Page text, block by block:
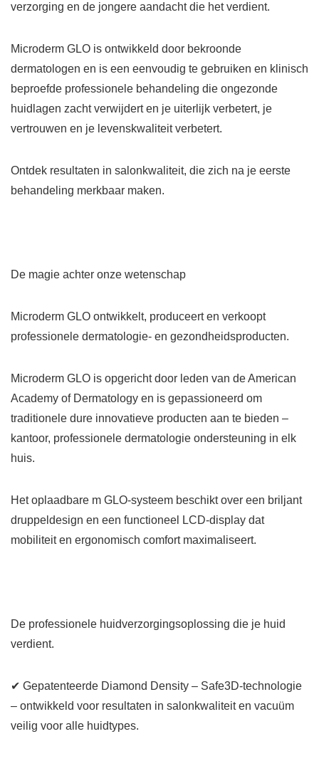
verzorging en de jongere aandacht die het verdient.
Microderm GLO is ontwikkeld door bekroonde
dermatologen en is een eenvoudig te gebruiken en klinisch
beproefde professionele behandeling die ongezonde
huidlagen zacht verwijdert en je uiterlijk verbetert, je
vertrouwen en je levenskwaliteit verbetert.
Ontdek resultaten in salonkwaliteit, die zich na je eerste
behandeling merkbaar maken.
De magie achter onze wetenschap
Microderm GLO ontwikkelt, produceert en verkoopt
professionele dermatologie- en gezondheidsproducten.
Microderm GLO is opgericht door leden van de American
Academy of Dermatology en is gepassioneerd om
traditionele dure innovatieve producten aan te bieden –
kantoor, professionele dermatologie ondersteuning in elk
huis.
Het oplaadbare m GLO-systeem beschikt over een briljant
druppeldesign en een functioneel LCD-display dat
mobiliteit en ergonomisch comfort maximaliseert.
De professionele huidverzorgingsoplossing die je huid
verdient.
✔ Gepatenteerde Diamond Density – Safe3D-technologie
– ontwikkeld voor resultaten in salonkwaliteit en vacuüm
veilig voor alle huidtypes.